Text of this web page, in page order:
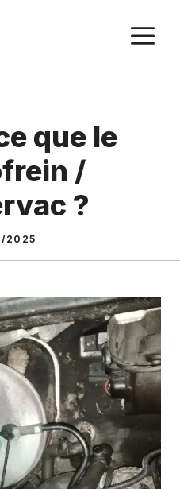
que le
/
?
2025